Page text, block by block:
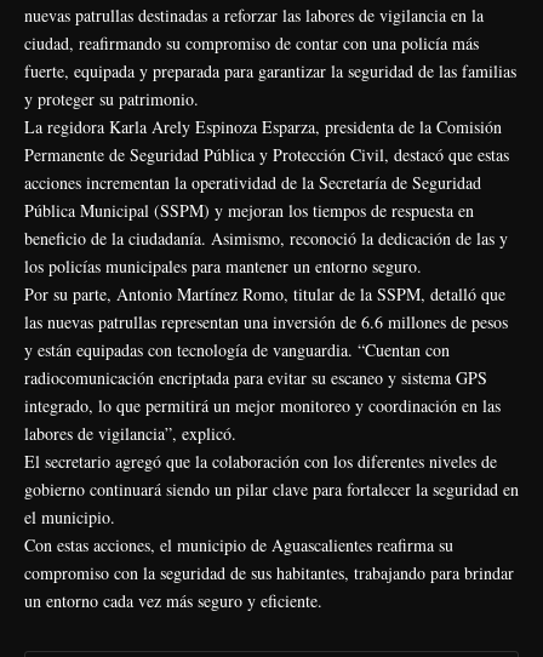
nuevas patrullas destinadas a reforzar las labores de vigilancia en la
ciudad, reafirmando su compromiso de contar con una policía más
fuerte, equipada y preparada para garantizar la seguridad de las familias
y proteger su patrimonio.
La regidora Karla Arely Espinoza Esparza, presidenta de la Comisión
Permanente de Seguridad Pública y Protección Civil, destacó que estas
acciones incrementan la operatividad de la Secretaría de Seguridad
Pública Municipal (SSPM) y mejoran los tiempos de respuesta en
beneficio de la ciudadanía. Asimismo, reconoció la dedicación de las y
los policías municipales para mantener un entorno seguro.
Por su parte, Antonio Martínez Romo, titular de la SSPM, detalló que
las nuevas patrullas representan una inversión de 6.6 millones de pesos
y están equipadas con tecnología de vanguardia. “Cuentan con
radiocomunicación encriptada para evitar su escaneo y sistema GPS
integrado, lo que permitirá un mejor monitoreo y coordinación en las
labores de vigilancia”, explicó.
El secretario agregó que la colaboración con los diferentes niveles de
gobierno continuará siendo un pilar clave para fortalecer la seguridad en
el municipio.
Con estas acciones, el municipio de Aguascalientes reafirma su
compromiso con la seguridad de sus habitantes, trabajando para brindar
un entorno cada vez más seguro y eficiente.